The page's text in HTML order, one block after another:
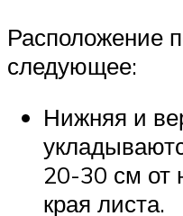
Расположение
следующее:
Нижняя и
20-30 см от
края листа.